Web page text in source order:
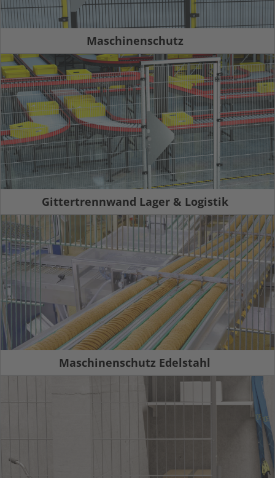
Maschinenschutz
Gittertrennwand Lager & Logistik
Maschinenschutz Edelstahl